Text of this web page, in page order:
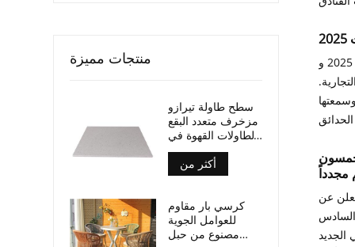
مع الاختتام الناجح لمعرضي مهرجان كان السينمائي الدولي 2025 وFurniture الصين 2025، وصلت رحلة شارل ديغول أثاث الثنائية
عن
معرض الصين الدولي السادس
الجديد
منتجات مميزة
سطح طاولة تيرازو
مزخرف متعدد البقع
لطاولات القهوة في
الفناء
أكثر من
كرسي بار مقاوم
للعوامل الجوية
مصنوع من حبل